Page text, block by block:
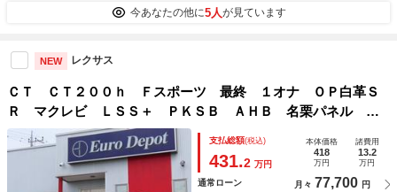
今あなたの他に5人が見ています
NEW レクサス
ＣＴ ＣＴ２００ｈ Ｆスポーツ 最終 １オナ ＯＰ白革Ｓ
Ｒ マクレビ ＬＳＳ＋ ＰＫＳＢ ＡＨＢ 名栗パネル 禁
煙車 ＴＶジャンパ ＦＲＤレコーダ ハンドルＨ ブラック
ルーフ ＬＥＤライト ＴＲＤエアロ＆４本マフラー＆鍛造１
８アロイ
支払総額(税込)
431.2 万円
本体価格
418
万円
諸費用
13.2
万円
通常ローン 月々 77,700 円